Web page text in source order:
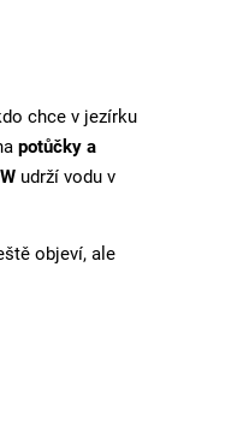
chce v jezírku
potůčky a
udrží vodu v
objeví, ale